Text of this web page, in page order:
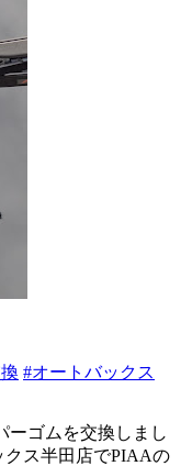
#オートバックス
ーゴムを交換しまし
ス半田店でPIAAの